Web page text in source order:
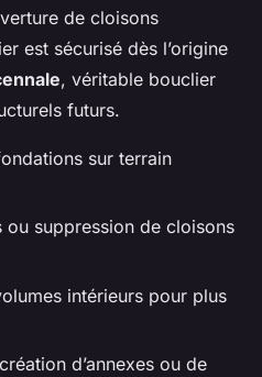
de cloisons
est sécurisé dès l’origine
, véritable bouclier
futurs.
sur terrain
ou suppression de cloisons
intérieurs pour plus
d’annexes ou de